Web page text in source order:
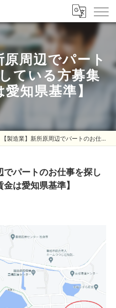
原周辺でパート
ている方募集
愛知県基準】
【製造業】新所原周辺でパートのお仕事を探している方募集中！【賃金は愛知県基準】
でパートのお仕事を探し
は愛知県基準】